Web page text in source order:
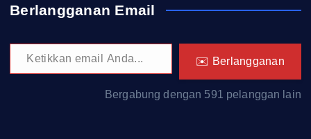
Berlangganan Email
Ketikkan email Anda...
✉️ Berlangganan
Bergabung dengan 591 pelanggan lain